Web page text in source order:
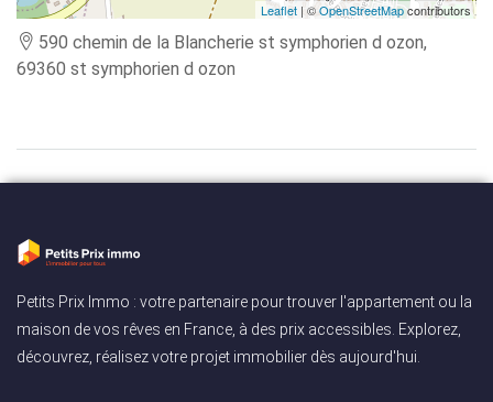
Leaflet | ©OpenStreetMapcontributors
590 chemin de la Blancherie st symphorien d ozon,
69360 st symphorien d ozon
Petits Prix Immo : votre partenaire pour trouver l'appartement ou la
maison de vos rêves en France, à des prix accessibles. Explorez,
découvrez, réalisez votre projet immobilier dès aujourd'hui.